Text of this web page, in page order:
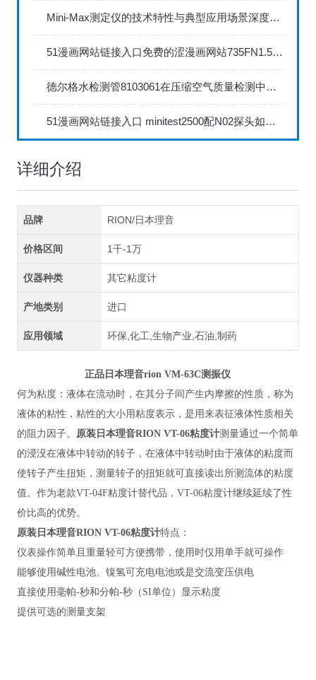
Mini-Max测定仪的技术特性与典型应用场景深度解读
51漫画网站链接入口免费的涩漫画网站735FN1.5正确的校准步骤
德尔格水检测管8103061在压缩空气质量检测中的应用
51漫画网站链接入口 minitest2500配N02探头如何两点校准？
详细介绍
品牌 RION/日本理音
价格区间 1千-1万
仪器种类 其它粘度计
产地类别 进口
应用领域 环保,化工,生物产业,石油,制药
正品日本理音rion VM-63C测振仪
何为粘度：液体在流动时，在其分子间产生内摩擦的性质，称为
液体的粘性，粘性的大小用粘度表示，是用来表征液体性质相关
的阻力因子。 原装日本理音RION VT-06粘度计测量通过一个简单
的浸没在液体中转动的转子，在液体中转动时由于液体的粘度而
使转子产生扭矩，测量转子的扭矩就可直接读出所测流体的粘度
值。作为老款VT-04F粘度计替代品，VT-06粘度计继续延续了性
价比高的优势。
原装日本理音RION VT-06粘度计特点：
仪表操作简单且重量轻可方便携带，使用时仅用单手就可操作
能够使用碱性电池、镍氢可充电电池或是交流变压供电
直接使用毫帕-秒和分帕-秒（SI单位）显示粘度
提供可选的测量支架